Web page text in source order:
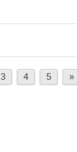
3 4 5 »